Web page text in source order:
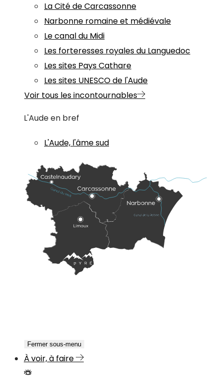
La Cité de Carcassonne
Narbonne romaine et médiévale
Le canal du Midi
Les forteresses royales du Languedoc
Les sites Pays Cathare
Les sites UNESCO de l'Aude
Voir tous les incontournables
L'Aude en bref
L'Aude, l'âme sud
Fermer sous-menu
À voir, à faire